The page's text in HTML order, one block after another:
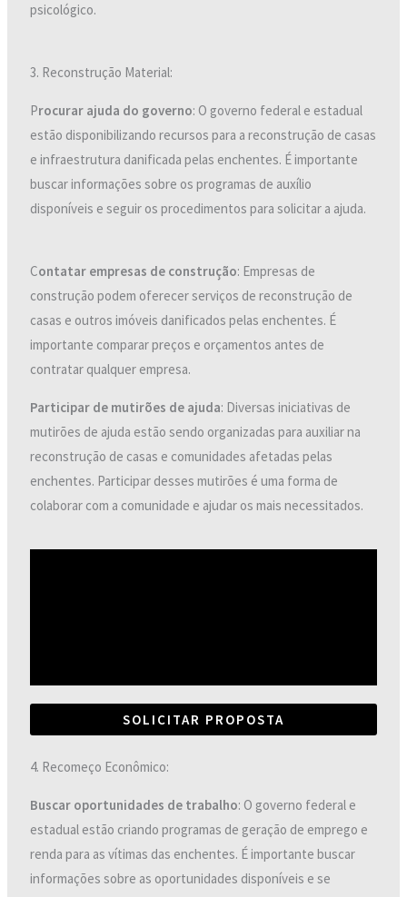
psicológico.
3. Reconstrução Material:
Procurar ajuda do governo: O governo federal e estadual
estão disponibilizando recursos para a reconstrução de casas
e infraestrutura danificada pelas enchentes. É importante
buscar informações sobre os programas de auxílio
disponíveis e seguir os procedimentos para solicitar a ajuda.
Contatar empresas de construção: Empresas de
construção podem oferecer serviços de reconstrução de
casas e outros imóveis danificados pelas enchentes. É
importante comparar preços e orçamentos antes de
contratar qualquer empresa.
Participar de mutirões de ajuda: Diversas iniciativas de
mutirões de ajuda estão sendo organizadas para auxiliar na
reconstrução de casas e comunidades afetadas pelas
enchentes. Participar desses mutirões é uma forma de
colaborar com a comunidade e ajudar os mais necessitados.
SOLICITAR PROPOSTA
4. Recomeço Econômico:
Buscar oportunidades de trabalho: O governo federal e
estadual estão criando programas de geração de emprego e
renda para as vítimas das enchentes. É importante buscar
informações sobre as oportunidades disponíveis e se